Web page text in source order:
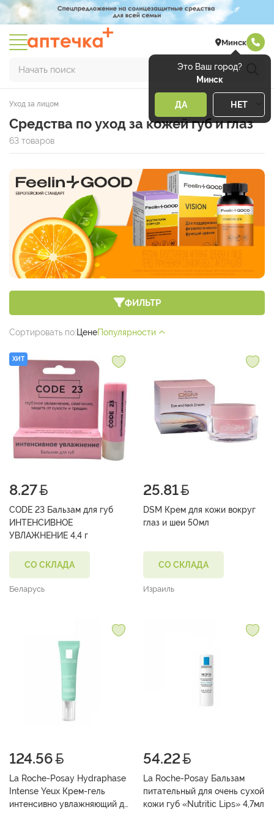
Минск
Это Ваш город?
Минск
ДА НЕТ
Начать поиск
Уход за лицом
Средства по уход за кожей губ и глаз
63 товаров
ФИЛЬТР
Сортировать по: ЦенеПопулярности
ХИТ
8.27
CODE 23 Бальзам для губ
ИНТЕНСИВНОЕ
УВЛАЖНЕНИЕ 4,4 г
СО СКЛАДА
Беларусь
25.81
DSM Крем для кожи вокруг
глаз и шеи 50мл
СО СКЛАДА
Израиль
124.56
La Roche-Posay Hydraphase
Intense Yeux Крем-гель
интенсивно увлажняющий д/
54.22
La Roche-Posay Бальзам
питательный для очень сухой
кожи губ «Nutritic Lips» 4,7мл